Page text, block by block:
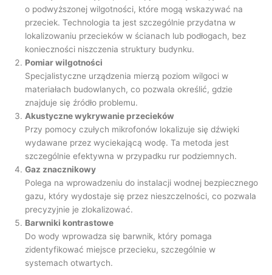
o podwyższonej wilgotności, które mogą wskazywać na
przeciek. Technologia ta jest szczególnie przydatna w
lokalizowaniu przecieków w ścianach lub podłogach, bez
konieczności niszczenia struktury budynku.
Pomiar wilgotności
Specjalistyczne urządzenia mierzą poziom wilgoci w
materiałach budowlanych, co pozwala określić, gdzie
znajduje się źródło problemu.
Akustyczne wykrywanie przecieków
Przy pomocy czułych mikrofonów lokalizuje się dźwięki
wydawane przez wyciekającą wodę. Ta metoda jest
szczególnie efektywna w przypadku rur podziemnych.
Gaz znacznikowy
Polega na wprowadzeniu do instalacji wodnej bezpiecznego
gazu, który wydostaje się przez nieszczelności, co pozwala
precyzyjnie je zlokalizować.
Barwniki kontrastowe
Do wody wprowadza się barwnik, który pomaga
zidentyfikować miejsce przecieku, szczególnie w
systemach otwartych.